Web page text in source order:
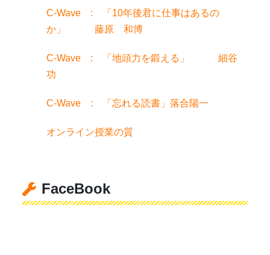
C-Wave : 「10年後君に仕事はあるの
か」 藤原 和博
C-Wave : 「地頭力を鍛える」 細谷
功
C-Wave : 「忘れる読書」落合陽一
オンライン授業の質
FaceBook